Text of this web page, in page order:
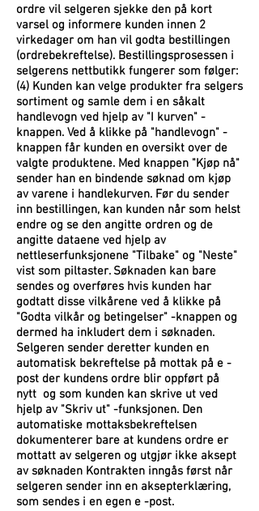
ordre vil selgeren sjekke den på kort
varsel og informere kunden innen 2
virkedager om han vil godta bestillingen
(ordrebekreftelse). Bestillingsprosessen i
selgerens nettbutikk fungerer som følger:
(4) Kunden kan velge produkter fra selgers
sortiment og samle dem i en såkalt
handlevogn ved hjelp av "I kurven" -
knappen. Ved å klikke på "handlevogn" -
knappen får kunden en oversikt over de
valgte produktene. Med knappen "Kjøp nå"
sender han en bindende søknad om kjøp
av varene i handlekurven. Før du sender
inn bestillingen, kan kunden når som helst
endre og se den angitte ordren og de
angitte dataene ved hjelp av
nettleserfunksjonene "Tilbake" og "Neste"
vist som piltaster. Søknaden kan bare
sendes og overføres hvis kunden har
godtatt disse vilkårene ved å klikke på
"Godta vilkår og betingelser" -knappen og
dermed ha inkludert dem i søknaden.
Selgeren sender deretter kunden en
automatisk bekreftelse på mottak på e -
post der kundens ordre blir oppført på
nytt og som kunden kan skrive ut ved
hjelp av "Skriv ut" -funksjonen. Den
automatiske mottaksbekreftelsen
dokumenterer bare at kundens ordre er
mottatt av selgeren og utgjør ikke aksept
av søknaden Kontrakten inngås først når
selgeren sender inn en aksepterklæring,
som sendes i en egen e -post.